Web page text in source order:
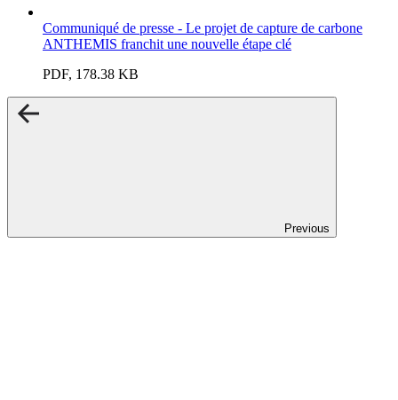
Communiqué de presse - Le projet de capture de carbone
ANTHEMIS franchit une nouvelle étape clé
PDF, 178.38 KB
Previous